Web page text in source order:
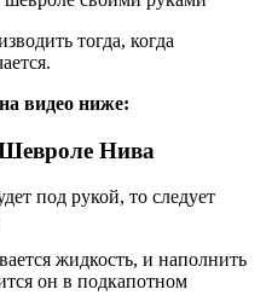
тогда, когда
видео ниже:
Нива
под рукой, то следует
жидкость, и наполнить
он в подкапотном